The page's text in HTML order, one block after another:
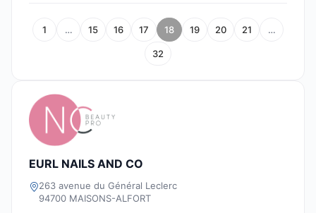
1 … 15 16 17 18 19 20 21 …
32
EURL NAILS AND CO
263 avenue du Général Leclerc
94700 MAISONS-ALFORT